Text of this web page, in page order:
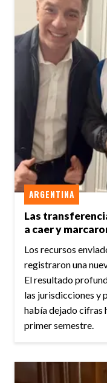
Las
a caer y
ARGENTINA
Los recursos
registraron una
El resultado
las jurisdicciones y
había dejado cifras
primer semestre.